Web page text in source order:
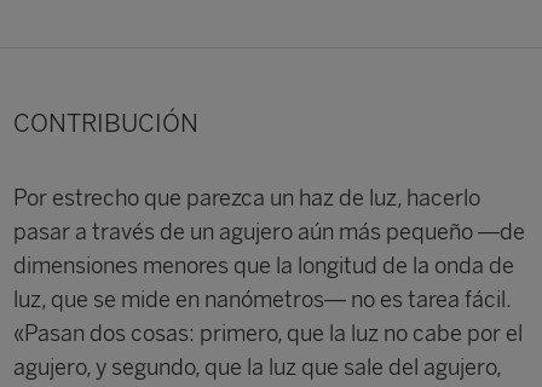
CONTRIBUCIÓN
Por estrecho que parezca un haz de luz, hacerlo
pasar a través de un agujero aún más pequeño —de
dimensiones menores que la longitud de la onda de
luz, que se mide en nanómetros— no es tarea fácil.
«Pasan dos cosas: primero, que la luz no cabe por el
agujero, y segundo, que la luz que sale del agujero,